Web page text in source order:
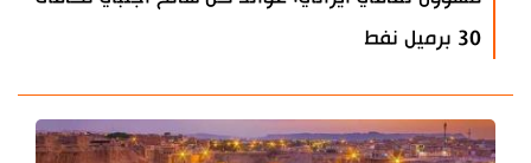
30 برميل نفط